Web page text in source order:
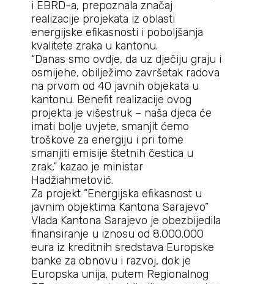
i EBRD-a, prepoznala značaj
realizacije projekata iz oblasti
energijske efikasnosti i poboljšanja
kvalitete zraka u kantonu.
“Danas smo ovdje, da uz dječiju graju i
osmijehe, obilježimo završetak radova
na prvom od 40 javnih objekata u
kantonu. Benefit realizacije ovog
projekta je višestruk – naša djeca će
imati bolje uvjete, smanjit ćemo
troškove za energiju i pri tome
smanjiti emisije štetnih čestica u
zrak,” kazao je ministar
Hadžiahmetović.
Za projekt ”Energijska efikasnost u
javnim objektima Kantona Sarajevo”
Vlada Kantona Sarajevo je obezbijedila
finansiranje u iznosu od 8.000.000
eura iz kreditnih sredstava Europske
banke za obnovu i razvoj, dok je
Europska unija, putem Regionalnog